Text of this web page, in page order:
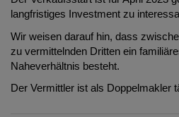
langfristiges Investment zu
Wir weisen darauf hin, dass
zu vermittelnden Dritten ein
Naheverhältnis besteht.
Der Vermittler ist als Doppelmakler